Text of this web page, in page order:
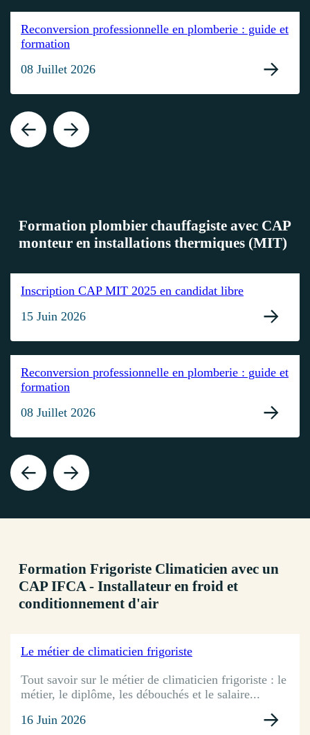
Reconversion professionnelle en plomberie : guide et
formation
08 Juillet 2026
Formation plombier chauffagiste avec CAP
monteur en installations thermiques (MIT)
Inscription CAP MIT 2025 en candidat libre
15 Juin 2026
Reconversion professionnelle en plomberie : guide et
formation
08 Juillet 2026
Formation Frigoriste Climaticien avec un
CAP IFCA - Installateur en froid et
conditionnement d'air
Le métier de climaticien frigoriste
Tout savoir sur le métier de climaticien frigoriste : le
métier, le diplôme, les débouchés et le salaire...
16 Juin 2026